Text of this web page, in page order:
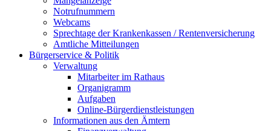
Notrufnummern
Webcams
Sprechtage der Krankenkassen / Rentenversicherung
Amtliche Mitteilungen
Bürgerservice & Politik
Verwaltung
Mitarbeiter im Rathaus
Organigramm
Aufgaben
Online-Bürgerdienstleistungen
Informationen aus den Ämtern